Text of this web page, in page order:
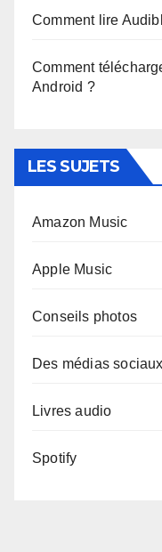
Comment lire
Comment
Android ?
LES SUJETS
Amazon Music
Apple Music
Conseils photos
Des médias sociaux
Livres audio
Spotify